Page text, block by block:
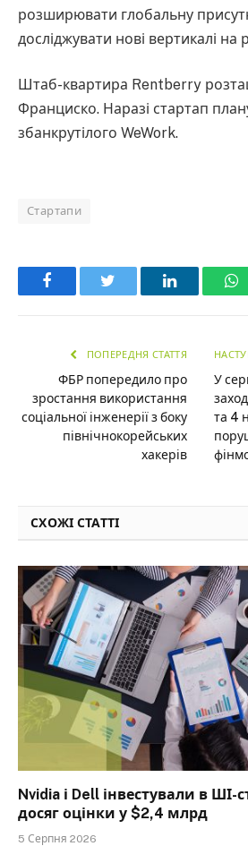
розширювати глобальну
досліджувати нові вертикалі на
Штаб-квартира Rentberry
Франциско. Наразі стартап
збанкрутілого WeWork.
Стартапи
Facebook LinkedIn
ПОПЕРЕДНЯ СТАТТЯ
ФБР попередило про
зростання використання
соціальної інженерії з боку
північнокорейських
хакерів
У
та 4
СХОЖІ СТАТТІ
Nvidia і Dell інвестували в
досяг оцінки у $2,4 млрд
5 Серпня 2026